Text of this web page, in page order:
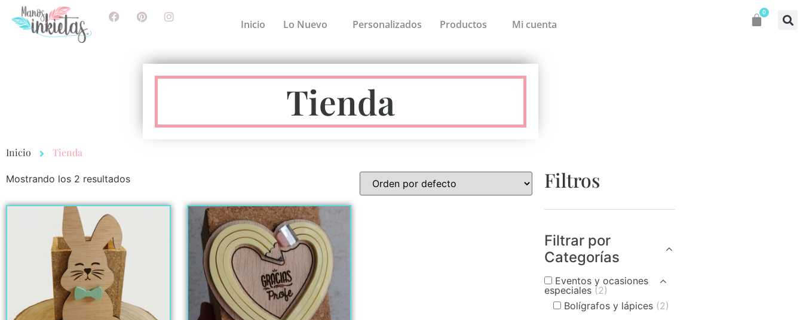
Inicio Lo Nuevo Personalizados Productos Mi cuenta
0
Tienda
Inicio Tienda
Mostrando los 2 resultados Filtros
Filtrar por
Categorías
Eventos y ocasiones
especiales (2)
Bolígrafos y lápices (2)